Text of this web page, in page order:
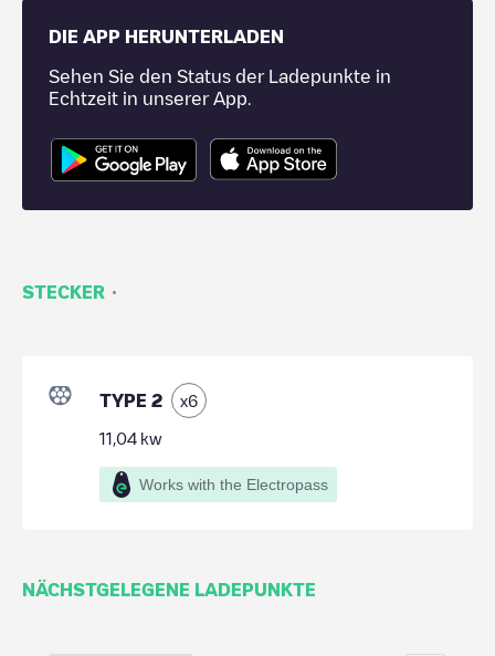
DIE APP HERUNTERLADEN
Sehen Sie den Status der Ladepunkte in
Echtzeit in unserer App.
STECKER ·
TYPE 2 x6
11,04 kw
Works with the Electropass
NÄCHSTGELEGENE LADEPUNKTE